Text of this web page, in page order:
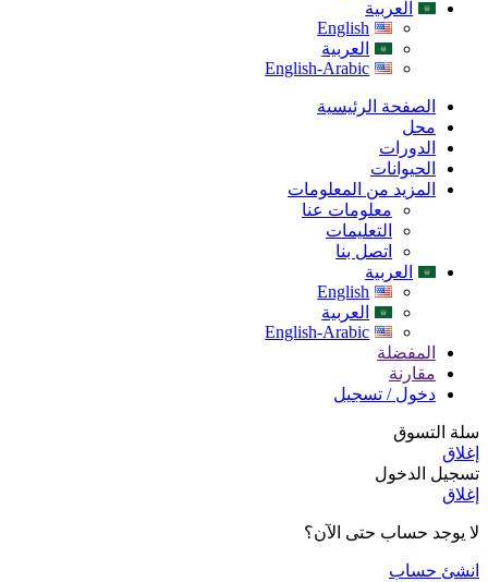
العربية
English
العربية
English-Arabic
الصفحة الرئيسية
محل
الدورات
الحيوانات
المزيد من المعلومات
معلومات عنا
التعليمات
اتصل بنا
العربية
English
العربية
English-Arabic
المفضلة
مقارنة
دخول / تسجيل
سلة التسوق
إغلاق
تسجيل الدخول
إغلاق
لا يوجد حساب حتى الآن؟
انشئ حساب